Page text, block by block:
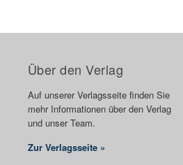
Über den Verlag
Auf unserer Verlagsseite finden Sie
mehr Informationen über den Verlag
und unser Team.
Zur Verlagsseite »